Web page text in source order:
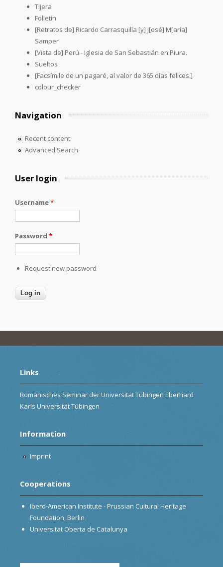
Tijera
Folletín
[Retratos de] Ricardo Carrasquilla [y] J[osé] M[aría]
Samper
[Vista de] Perú - Iglesia de San Sebastián en Piura.
Sueltos
[Facsímile de un pagaré, al valor de 365 días felices.]
colour_checker
Navigation
Recent content
Advanced Search
User login
Username*
Password *
Request new password
Links
Romanisches Seminar der Universität Tübingen Eberhard
Karls Universität Tübingen
Information
Imprint
Cooperations
Ibero-American Institute - Prussian Cultural Heritage
Foundation, Berlin
Universitat Oberta de Catalunya